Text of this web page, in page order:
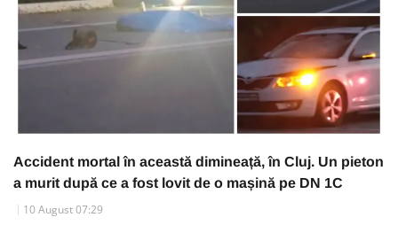
Accident mortal în această dimineață, în Cluj. Un pieton
a murit după ce a fost lovit de o mașină pe DN 1C
10 August 07:29